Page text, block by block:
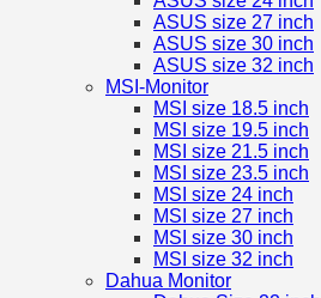
ASUS size 27 inch
ASUS size 30 inch
ASUS size 32 inch
MSI-Monitor
MSI size 18.5 inch
MSI size 19.5 inch
MSI size 21.5 inch
MSI size 23.5 inch
MSI size 24 inch
MSI size 27 inch
MSI size 30 inch
MSI size 32 inch
Dahua Monitor